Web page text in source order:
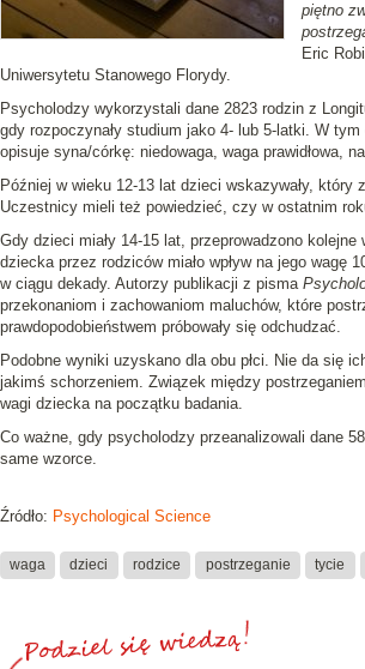
piętno
Eric
Uniwersytetu Stanowego Florydy.
Psycholodzy wykorzystali dane 2823 rodzin z
gdy rozpoczynały studium jako 4- lub 5-latki. W
opisuje syna/córkę: niedowaga, waga prawidłowa,
Później w wieku 12-13 lat dzieci wskazywały,
Uczestnicy mieli też powiedzieć, czy w ostatnim
Gdy dzieci miały 14-15 lat, przeprowadzono
dziecka przez rodziców miało wpływ na jego wagę
w ciągu dekady. Autorzy publikacji z pisma
przekonaniom i zachowaniom maluchów, które
prawdopodobieństwem próbowały się odchudzać.
Podobne wyniki uzyskano dla obu płci. Nie da się
jakimś schorzeniem. Związek między
wagi dziecka na początku badania.
Co ważne, gdy psycholodzy przeanalizowali dane
same wzorce.
Źródło: Psychological Science
waga dzieci rodzice postrzeganie tycie